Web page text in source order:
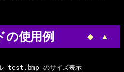
使用例 ◆ ▲
test.bmp のサイズ表示